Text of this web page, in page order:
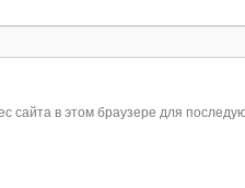
сайта в этом браузере для